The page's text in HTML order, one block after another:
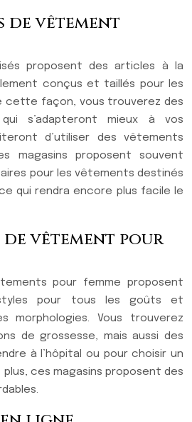
de vêtement
proposent des articles à la
conçus et taillés pour les
cette façon, vous trouverez des
s’adapteront mieux à vos
d’utiliser des vêtements
magasins proposent souvent
pour les vêtements destinés
qui rendra encore plus facile le
de vêtement pour
pour femme proposent
pour tous les goûts et
morphologies. Vous trouverez
de grossesse, mais aussi des
à l’hôpital ou pour choisir un
plus, ces magasins proposent des